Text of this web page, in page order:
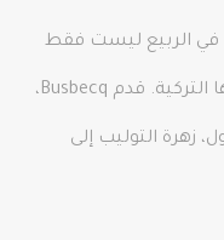
في الربيع ليست فقط
من أجل الجمال، ولكنها تكريما لأصولها التركية. قدم Busbecq،
زهرة التوليب إلى